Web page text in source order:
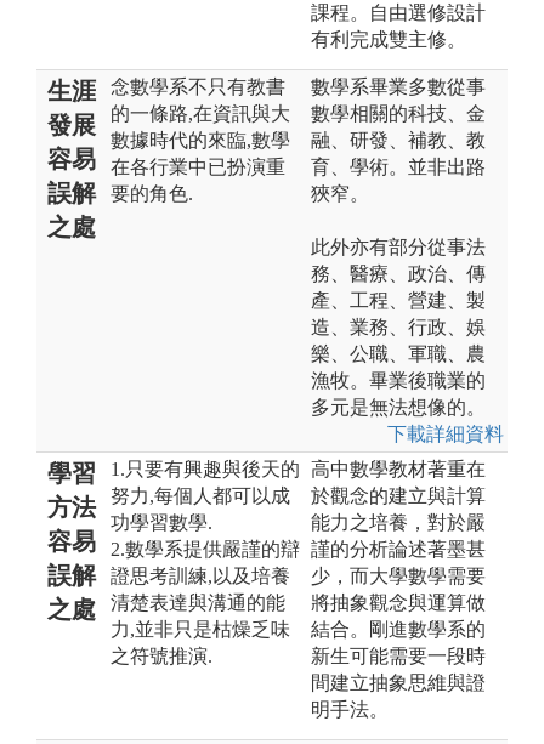
課程。自由選修設計
有利完成雙主修。
生涯
發展
容易
誤解
之處
念數學系不只有教書
的一條路,在資訊與大
數據時代的來臨,數學
在各行業中已扮演重
要的角色.
數學系畢業多數從事
數學相關的科技、金
融、研發、補教、教
育、學術。並非出路
狹窄。
此外亦有部分從事法
務、醫療、政治、傳
產、工程、營建、製
造、業務、行政、娛
樂、公職、軍職、農
漁牧。畢業後職業的
多元是無法想像的。
下載詳細資料
學習
方法
容易
誤解
之處
1.只要有興趣與後天的
努力,每個人都可以成
功學習數學.
2.數學系提供嚴謹的辯
證思考訓練,以及培養
清楚表達與溝通的能
力,並非只是枯燥乏味
之符號推演.
高中數學教材著重在
於觀念的建立與計算
能力之培養，對於嚴
謹的分析論述著墨甚
少，而大學數學需要
將抽象觀念與運算做
結合。剛進數學系的
新生可能需要一段時
間建立抽象思維與證
明手法。